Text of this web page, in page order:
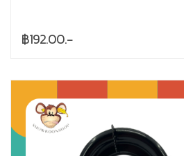
฿192.00.-